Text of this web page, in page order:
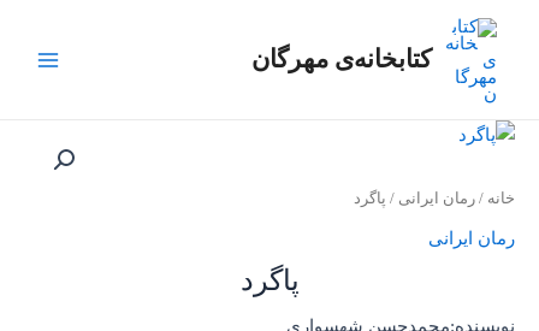
کتابخانه‌ی مهرگان
Menu
خانه / رمان ایرانی / پاگرد
رمان ایرانی
پاگرد
نویسنده:محمدحسن شهسواری